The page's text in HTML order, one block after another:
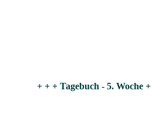
+ + + Tagebuch - 5. Woche